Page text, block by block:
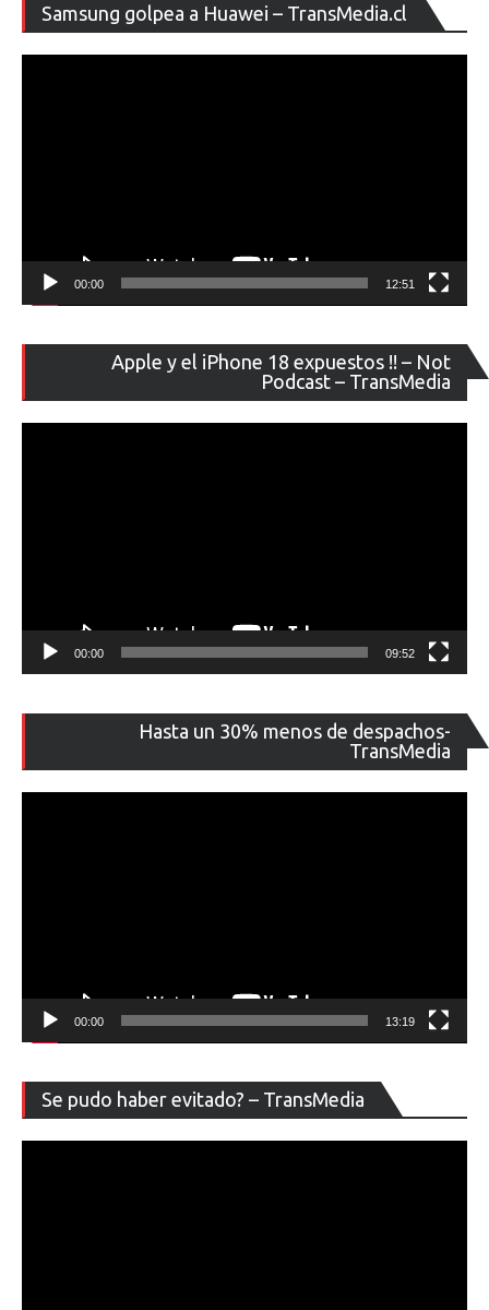
Samsung golpea a Huawei – TransMedia.cl
de
00:00 12:51
Apple y el iPhone 18 expuestos !! – Not
Podcast – TransMedia
de
00:00 09:52
Hasta un 30% menos de despachos-
TransMedia
de
00:00 13:19
Se pudo haber evitado? – TransMedia
de